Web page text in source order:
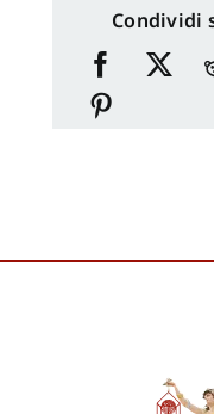
Condividi